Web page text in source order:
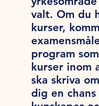
valt. Om du
kurser,
program
kurser inom
ska skriva
dig en